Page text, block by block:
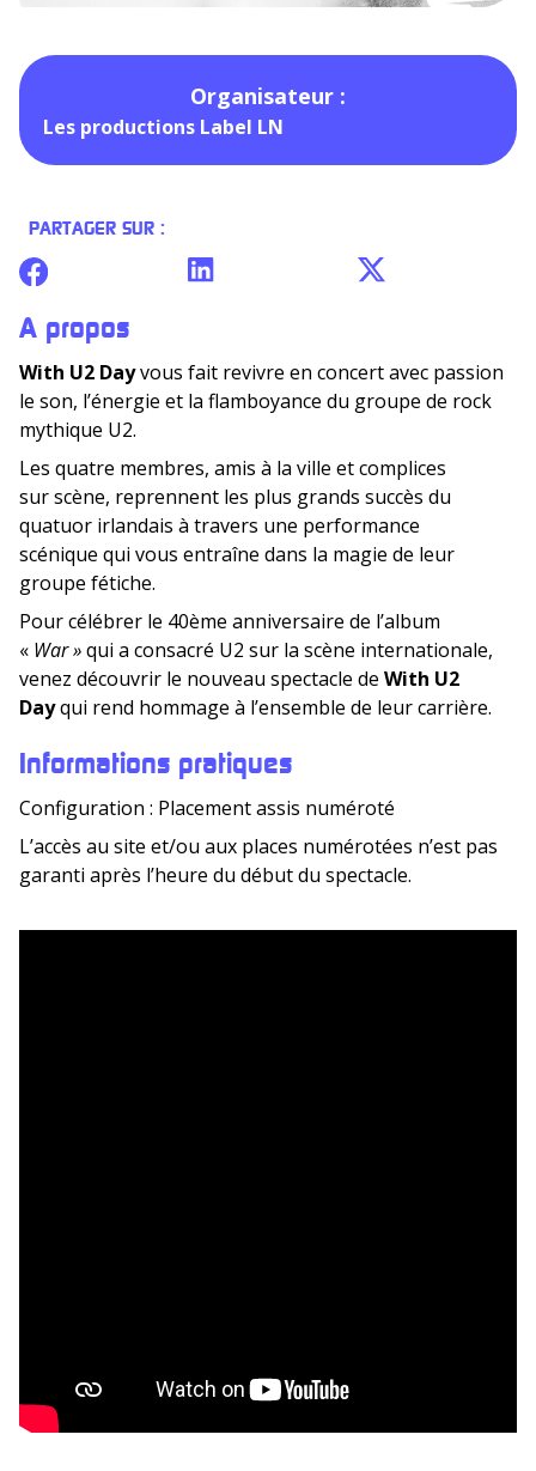
Organisateur :
Les productions Label LN
PARTAGER SUR :
A propos
With U2 Dayvous fait revivre en concert avec passion
le son, l’énergie et la flamboyance du groupe de rock
mythique U2.
Les quatre membres, amis à la ville et complices
sur scène, reprennent les plus grands succès du
quatuor irlandais à travers une performance
scénique qui vous entraîne dans la magie de leur
groupe fétiche.
Pour célébrer le 40ème anniversaire de l’album
« War »qui a consacré U2 sur la scène internationale,
venez découvrir le nouveau spectacle de With U2
Dayqui rend hommage à l’ensemble de leur carrière.
Informations pratiques
Configuration : Placement assis numéroté
L’accès au site et/ou aux places numérotées n’est pas
garanti après l’heure du début du spectacle.